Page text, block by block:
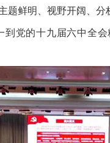
题鲜明、视野开阔、
党的十九届六中全